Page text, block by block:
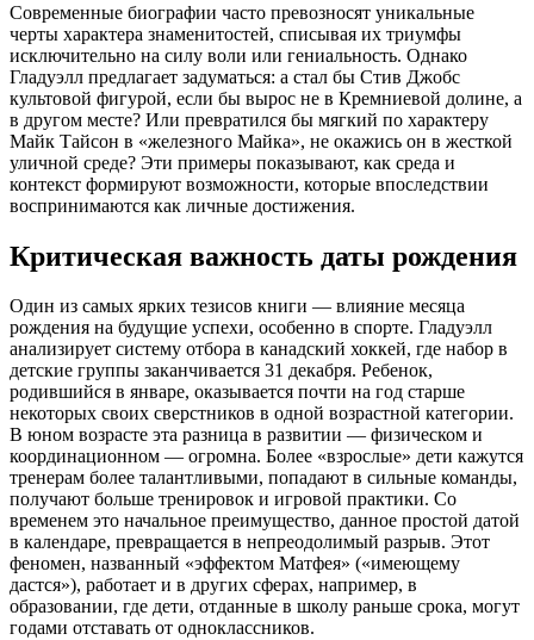
Современные биографии часто превозносят уникальные
черты характера знаменитостей, списывая их триумфы
исключительно на силу воли или гениальность. Однако
Гладуэлл предлагает задуматься: а стал бы Стив Джобс
культовой фигурой, если бы вырос не в Кремниевой долине, а
в другом месте? Или превратился бы мягкий по характеру
Майк Тайсон в «железного Майка», не окажись он в жесткой
уличной среде? Эти примеры показывают, как среда и
контекст формируют возможности, которые впоследствии
воспринимаются как личные достижения.
Критическая важность даты рождения
Один из самых ярких тезисов книги — влияние месяца
рождения на будущие успехи, особенно в спорте. Гладуэлл
анализирует систему отбора в канадский хоккей, где набор в
детские группы заканчивается 31 декабря. Ребенок,
родившийся в январе, оказывается почти на год старше
некоторых своих сверстников в одной возрастной категории.
В юном возрасте эта разница в развитии — физическом и
координационном — огромна. Более «взрослые» дети кажутся
тренерам более талантливыми, попадают в сильные команды,
получают больше тренировок и игровой практики. Со
временем это начальное преимущество, данное простой датой
в календаре, превращается в непреодолимый разрыв. Этот
феномен, названный «эффектом Матфея» («имеющему
дастся»), работает и в других сферах, например, в
образовании, где дети, отданные в школу раньше срока, могут
годами отставать от одноклассников.